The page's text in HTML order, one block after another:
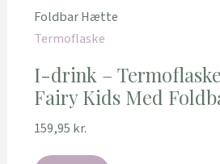
Foldbar Hætte
Termoflaske
I-drink –
Fairy Kids Med
159,95 kr.